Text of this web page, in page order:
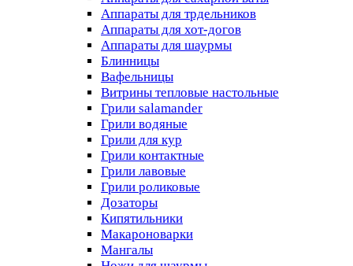
Аппараты для трдельников
Аппараты для хот-догов
Аппараты для шаурмы
Блинницы
Вафельницы
Витрины тепловые настольные
Грили salamander
Грили водяные
Грили для кур
Грили контактные
Грили лавовые
Грили роликовые
Дозаторы
Кипятильники
Макароноварки
Мангалы